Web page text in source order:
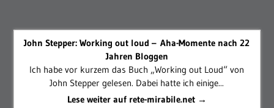
John Stepper: Working out loud – Aha-Momente nach 22
Jahren Bloggen
Ich habe vor kurzem das Buch „Working out Loud“ von
John Stepper gelesen. Dabei hatte ich einige...
Lese weiter auf rete-mirabile.net →